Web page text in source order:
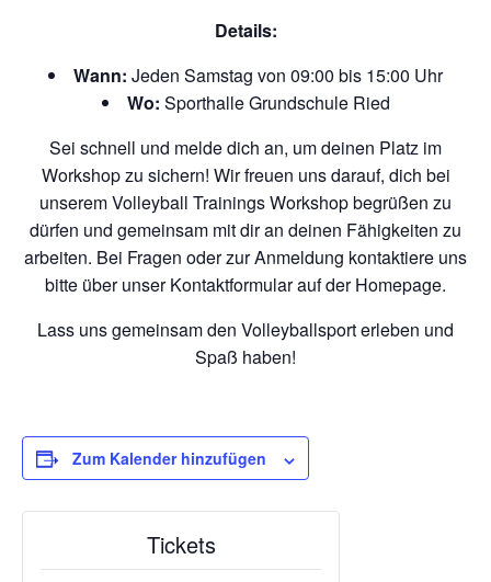
Details:
Wann: Jeden Samstag von 09:00 bis 15:00 Uhr
Wo: Sporthalle Grundschule Ried
Sei schnell und melde dich an, um deinen Platz im
Workshop zu sichern! Wir freuen uns darauf, dich bei
unserem Volleyball Trainings Workshop begrüßen zu
dürfen und gemeinsam mit dir an deinen Fähigkeiten zu
arbeiten. Bei Fragen oder zur Anmeldung kontaktiere uns
bitte über unser Kontaktformular auf der Homepage.
Lass uns gemeinsam den Volleyballsport erleben und
Spaß haben!
Zum Kalender hinzufügen
Tickets